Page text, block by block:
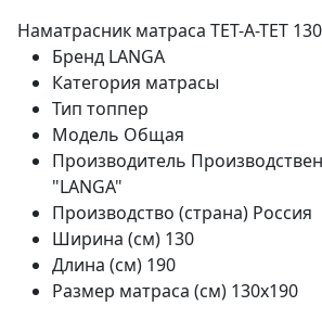
Наматрасник матраса ТЕТ-А-ТЕТ
Бренд LANGA
Категория матрасы
Тип топпер
Модель Общая
Производитель
"LANGA"
Производство (страна) Россия
Ширина (см) 130
Длина (см) 190
Размер матраса (см) 130х190